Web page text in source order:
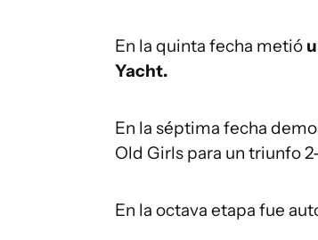
En la quinta fecha metió
Yacht.
En la séptima fecha
Old Girls para un triunfo
En la octava etapa fue